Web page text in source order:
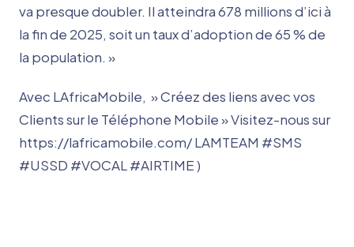
va presque doubler. Il atteindra 678 millions d’ici à
la fin de 2025, soit un taux d’adoption de 65 % de
la population. »
Avec LAfricaMobile, » Créez des liens avec vos
Clients sur le Téléphone Mobile » Visitez-nous sur
https://lafricamobile.com/ LAMTEAM #SMS
#USSD #VOCAL #AIRTIME )